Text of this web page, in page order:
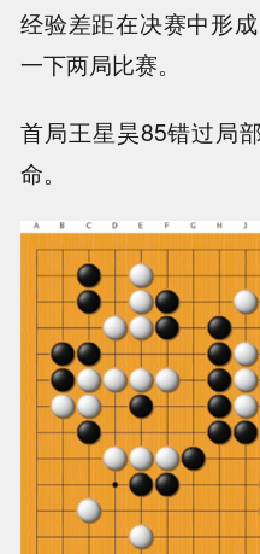
经验差距在决赛中形
一下两局比赛。
首局王星昊85错过局
命。